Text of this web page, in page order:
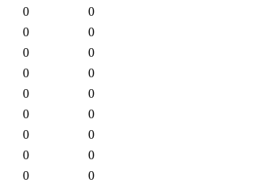
0
0
0
0
0
0
0
0
0
0
0
0
0
0
0
0
0
0